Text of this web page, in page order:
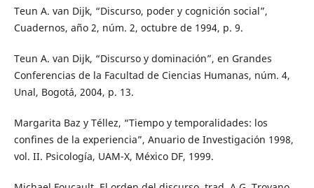
Teun A. van Dijk, “Discurso, poder y cognición social”,
Cuadernos, año 2, núm. 2, octubre de 1994, p. 9.
Teun A. van Dijk, “Discurso y dominación”, en Grandes
Conferencias de la Facultad de Ciencias Humanas, núm. 4,
Unal, Bogotá, 2004, p. 13.
Margarita Baz y Téllez, “Tiempo y temporalidades: los
confines de la experiencia”, Anuario de Investigación 1998,
vol. II. Psicología, UAM-X, México DF, 1999.